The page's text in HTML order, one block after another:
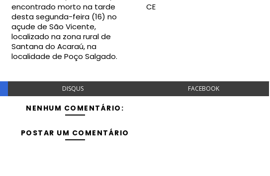
encontrado morto na tarde
desta segunda-feira (16) no
açude de São Vicente,
localizado na zona rural de
Santana do Acaraú, na
localidade de Poço Salgado.
CE
DISQUS FACEBOOK
NENHUM COMENTÁRIO:
POSTAR UM COMENTÁRIO